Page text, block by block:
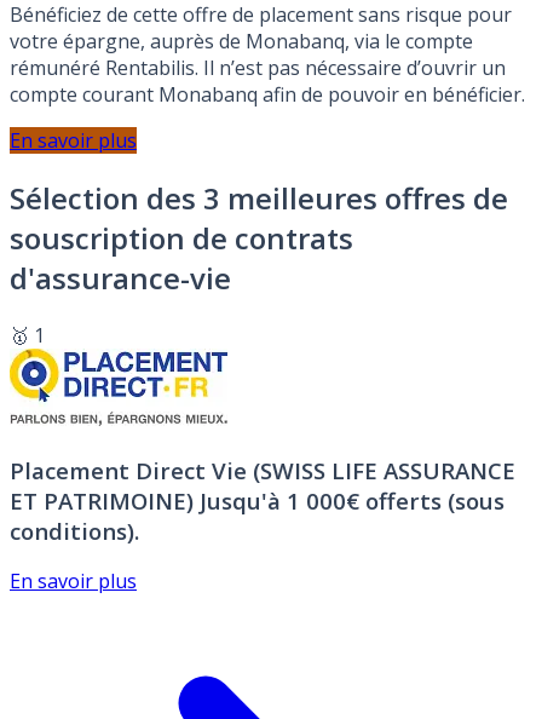
Bénéficiez de cette offre de placement sans risque pour
votre épargne, auprès de Monabanq, via le compte
rémunéré Rentabilis. Il n’est pas nécessaire d’ouvrir un
compte courant Monabanq afin de pouvoir en bénéficier.
En savoir plus
Sélection des 3 meilleures offres de
souscription de contrats
d'assurance-vie
🥇 1
Placement Direct Vie (SWISS LIFE ASSURANCE
ET PATRIMOINE) Jusqu'à 1 000€ offerts (sous
conditions).
En savoir plus